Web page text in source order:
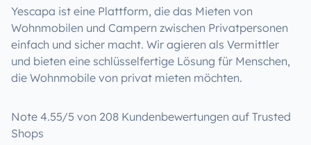
Yescapa ist eine Plattform, die das Mieten von
Wohnmobilen und Campern zwischen Privatpersonen
einfach und sicher macht. Wir agieren als Vermittler
und bieten eine schlüsselfertige Lösung für Menschen,
die Wohnmobile von privat mieten möchten.
Note 4.55/5 von 208 Kundenbewertungen auf Trusted
Shops